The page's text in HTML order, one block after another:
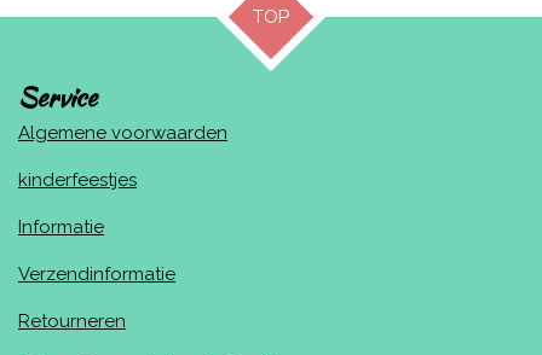
TOP
Service
Algemene voorwaarden
kinderfeestjes
Informatie
Verzendinformatie
Retourneren